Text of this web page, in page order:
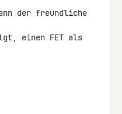
der freundliche